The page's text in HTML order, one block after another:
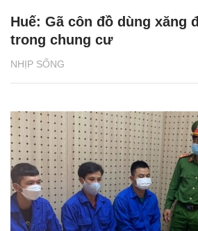
NHỊP SỐNG
Huế: Gã côn đồ dùng xăng
trong chung cư